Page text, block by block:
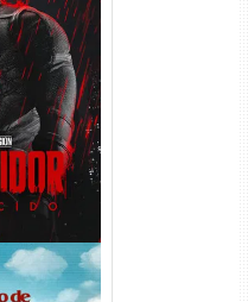
2ª
WEB-DL
Áudio